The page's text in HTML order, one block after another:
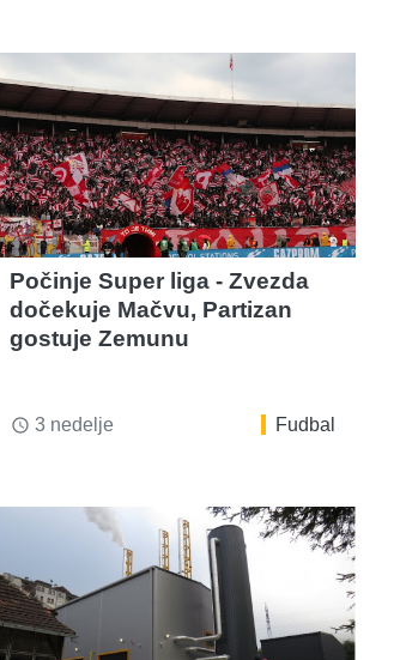
Počinje Super liga - Zvezda
dočekuje Mačvu, Partizan
gostuje Zemunu
access_time 3 nedelje Fudbal